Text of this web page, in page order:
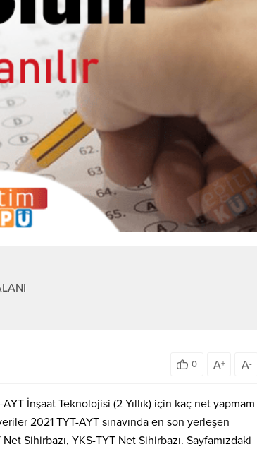
0 A+ A-
İnşaat Teknolojisi (2 Yıllık) için kaç net yapmam
2021 TYT-AYT sınavında en son yerleşen
Sihirbazı, YKS-TYT Net Sihirbazı. Sayfamızdaki